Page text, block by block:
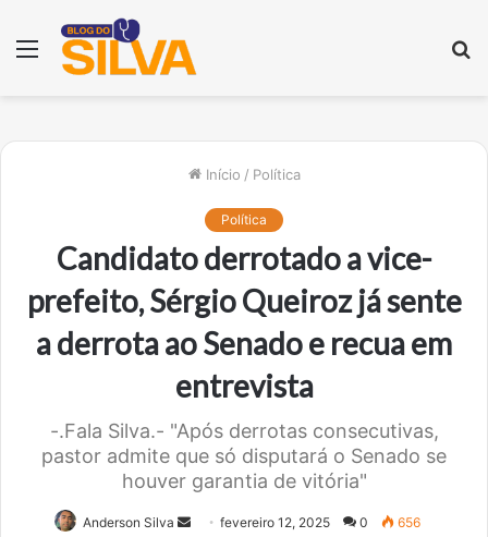
Menu
Início / Política
Política
Candidato derrotado a vice-
prefeito, Sérgio Queiroz já sente
a derrota ao Senado e recua em
entrevista
-.Fala Silva.- "Após derrotas consecutivas,
pastor admite que só disputará o Senado se
houver garantia de vitória"
Anderson Silva fevereiro 12, 2025 0 656